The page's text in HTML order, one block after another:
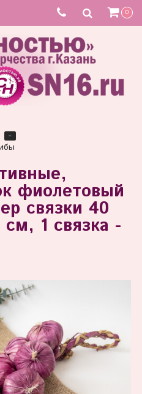
0
-
фиолетовый
связки 40
1 связка -